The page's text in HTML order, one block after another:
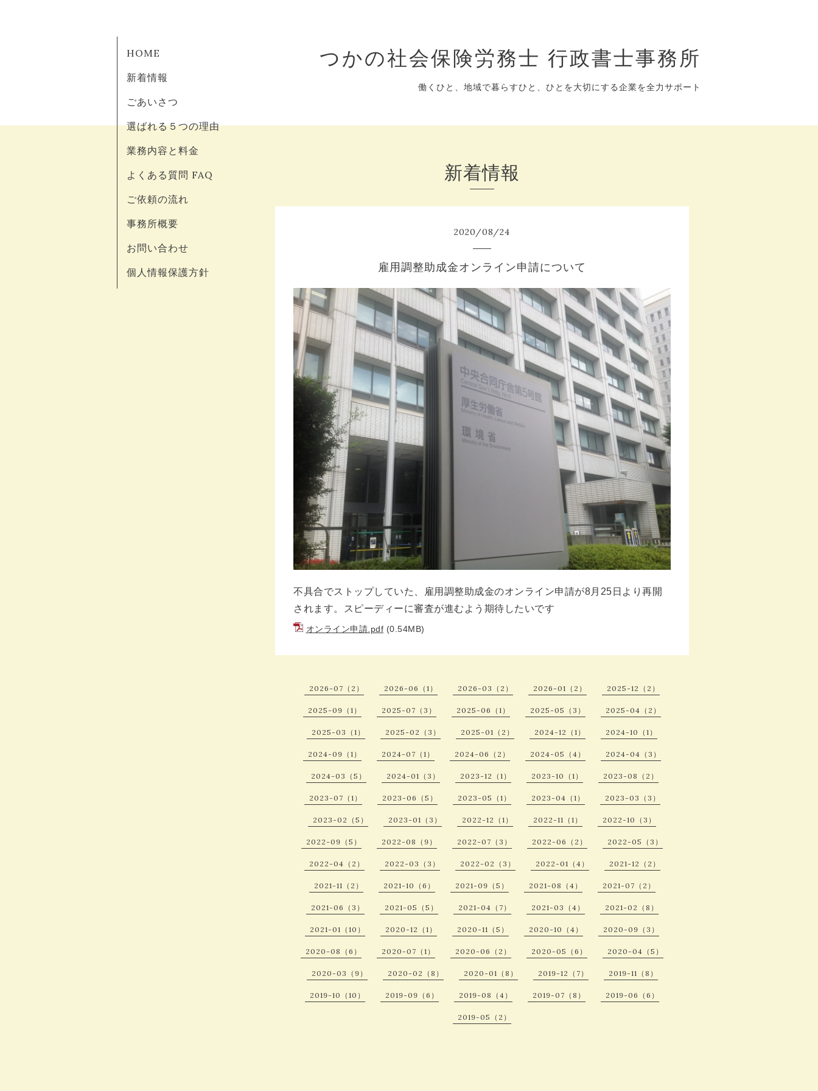
つかの社会保険労務士 行政書士事務所
働くひと、地域で暮らすひと、ひとを大切にする企業を全力サポート
HOME
新着情報
ごあいさつ
選ばれる５つの理由
業務内容と料金
よくある質問 FAQ
ご依頼の流れ
事務所概要
お問い合わせ
個人情報保護方針
新着情報
2020/08/24
雇用調整助成金オンライン申請について
不具合でストップしていた、雇用調整助成金のオンライン申請が8月25日より再開
されます。スピーディーに審査が進むよう期待したいです
オンライン申請.pdf (0.54MB)
2026-07（2） 2026-06（1） 2026-03（2） 2026-01（2） 2025-12（2）
2025-09（1） 2025-07（3） 2025-06（1） 2025-05（3） 2025-04（2）
2025-03（1） 2025-02（3） 2025-01（2） 2024-12（1） 2024-10（1）
2024-09（1） 2024-07（1） 2024-06（2） 2024-05（4） 2024-04（3）
2024-03（5） 2024-01（3） 2023-12（1） 2023-10（1） 2023-08（2）
2023-07（1） 2023-06（5） 2023-05（1） 2023-04（1） 2023-03（3）
2023-02（5） 2023-01（3） 2022-12（1） 2022-11（1） 2022-10（3）
2022-09（5） 2022-08（9） 2022-07（3） 2022-06（2） 2022-05（3）
2022-04（2） 2022-03（3） 2022-02（3） 2022-01（4） 2021-12（2）
2021-11（2） 2021-10（6） 2021-09（5） 2021-08（4） 2021-07（2）
2021-06（3） 2021-05（5） 2021-04（7） 2021-03（4） 2021-02（8）
2021-01（10） 2020-12（1） 2020-11（5） 2020-10（4） 2020-09（3）
2020-08（6） 2020-07（1） 2020-06（2） 2020-05（6） 2020-04（5）
2020-03（9） 2020-02（8） 2020-01（8） 2019-12（7） 2019-11（8）
2019-10（10） 2019-09（6） 2019-08（4） 2019-07（8） 2019-06（6）
2019-05（2）